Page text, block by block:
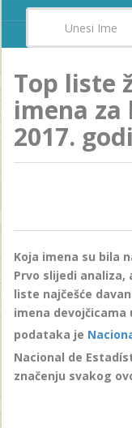
Top liste
imena za
2017.
Koja imena su bila
Prvo slijedi
liste najčešće
imena devojčicama
podataka je
Nacional de
značenju svakog